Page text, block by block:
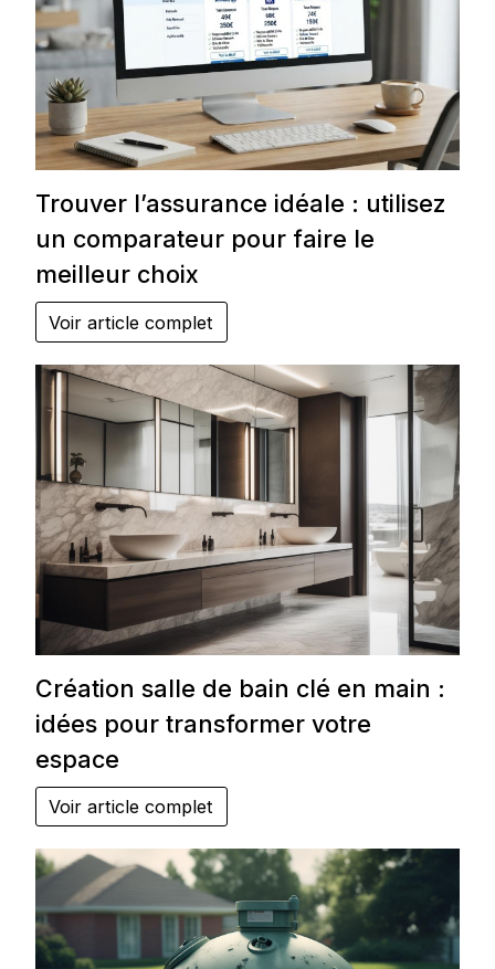
Trouver l’assurance idéale : utilisez
un comparateur pour faire le
meilleur choix
Voir article complet
Création salle de bain clé en main :
idées pour transformer votre
espace
Voir article complet